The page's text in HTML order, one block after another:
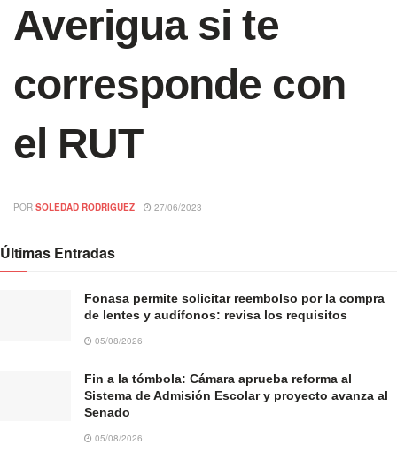
Averigua si te
corresponde con
el RUT
POR SOLEDAD RODRIGUEZ 27/06/2023
Últimas Entradas
Fonasa permite solicitar reembolso por la compra
de lentes y audífonos: revisa los requisitos
05/08/2026
Fin a la tómbola: Cámara aprueba reforma al
Sistema de Admisión Escolar y proyecto avanza al
Senado
05/08/2026